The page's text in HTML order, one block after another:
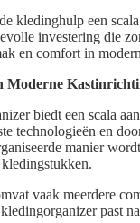
kledinghulp een
investering die
en comfort in
Moderne
biedt een scala
technologieën en
manier
vaak meerdere
past